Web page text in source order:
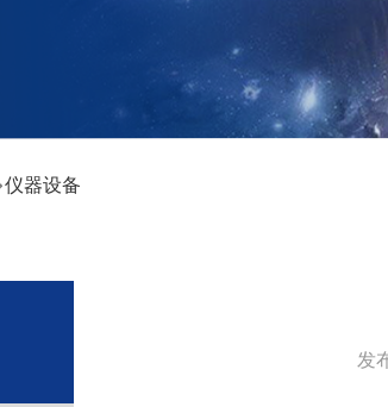
仪器设备
发